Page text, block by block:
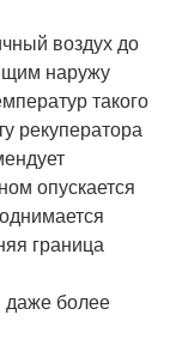
воздух до
наружу
такого
рекуператора
опускается
граница
даже более